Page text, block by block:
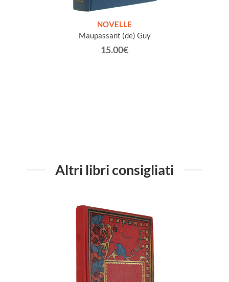
NOVELLE
Maupassant (de) Guy
15.00€
Altri libri consigliati